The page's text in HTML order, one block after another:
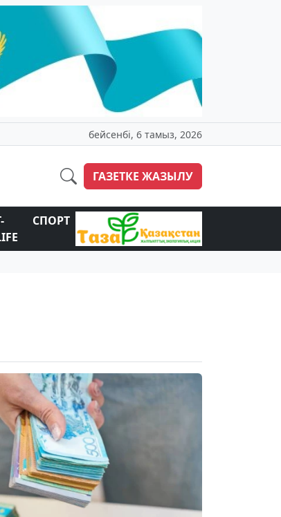
бейсенбі, 6 тамыз, 2026
ГАЗЕТКЕ ЖАЗЫЛУ
СПОРТ